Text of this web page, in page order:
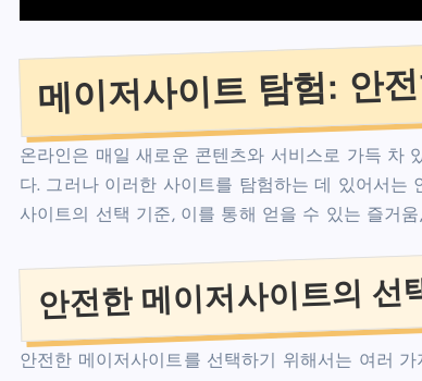
메이저사이트 탐험: 안
온라인은 매일 새로운 콘텐츠와 서비스로 가득 차
다. 그러나 이러한 사이트를 탐험하는 데 있어서는
사이트의 선택 기준, 이를 통해 얻을 수 있는 즐거
안전한 메이저사이트의 선
안전한 메이저사이트를 선택하기 위해서는 여러